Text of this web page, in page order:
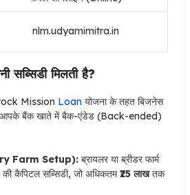
nlm.udyamimitra.in
सब्सिडी मिलती है?
Mission Loanयोजना के तहत बिजनेस
आपके बैंक खाते में बैक-एंडेड (Back-ended)
Farm Setup):ब्रायलर या ब्रीडर फार्म
कैपिटल सब्सिडी, जो अधिकतम₹25 लाखतक